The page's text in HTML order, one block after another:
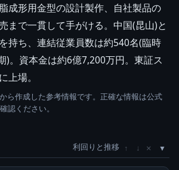
成形用金型の設計製作、自社製品の
まで一貫して手がける。中国(昆山)と
持ち、連結従業員数は約540名(臨時
)。資本金は約6億7,200万円。東証ス
上場。
ら作成した参考情報です。正確な情報は公式
認ください。
利回りと推移 ↑ ↓ ×